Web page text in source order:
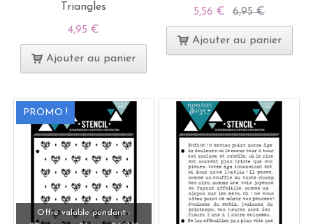
Triangles
4,95 €
Ajouter au panier
5,56 € 6,95 €
Ajouter au panier
PROMO !
Offre valable pendant :